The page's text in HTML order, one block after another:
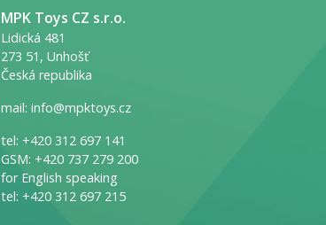
MPK Toys CZ s.r.o.
Lidická 481
273 51, Unhošť
Česká republika
mail: info@mpktoys.cz
tel: +420 312 697 141
GSM: +420 737 279 200
for English speaking
tel: +420 312 697 215